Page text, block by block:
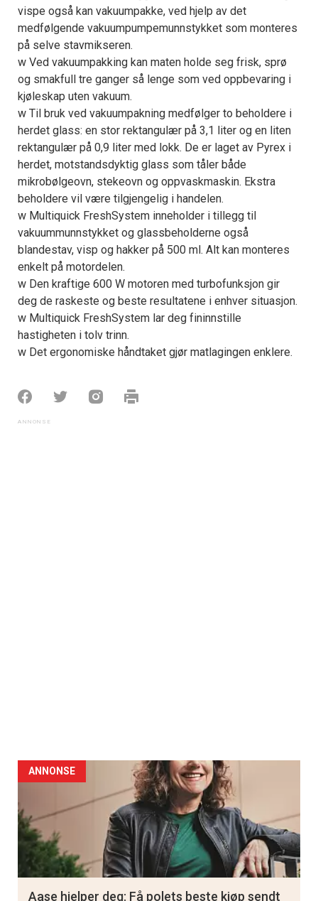
vispe også kan vakuumpakke, ved hjelp av det
medfølgende vakuumpumpemunnstykket som monteres
på selve stavmikseren.
w Ved vakuumpakking kan maten holde seg frisk, sprø
og smakfull tre ganger så lenge som ved oppbevaring i
kjøleskap uten vakuum.
w Til bruk ved vakuumpakning medfølger to beholdere i
herdet glass: en stor rektangulær på 3,1 liter og en liten
rektangulær på 0,9 liter med lokk. De er laget av Pyrex i
herdet, motstandsdyktig glass som tåler både
mikrobølgeovn, stekeovn og oppvaskmaskin. Ekstra
beholdere vil være tilgjengelig i handelen.
w Multiquick FreshSystem inneholder i tillegg til
vakuummunnstykket og glassbeholderne også
blandestav, visp og hakker på 500 ml. Alt kan monteres
enkelt på motordelen.
w Den kraftige 600 W motoren med turbofunksjon gir
deg de raskeste og beste resultatene i enhver situasjon.
w Multiquick FreshSystem lar deg fininnstille
hastigheten i tolv trinn.
w Det ergonomiske håndtaket gjør matlagingen enklere.
ANNONSE
Aase hjelper deg: Få polets beste kjøp sendt